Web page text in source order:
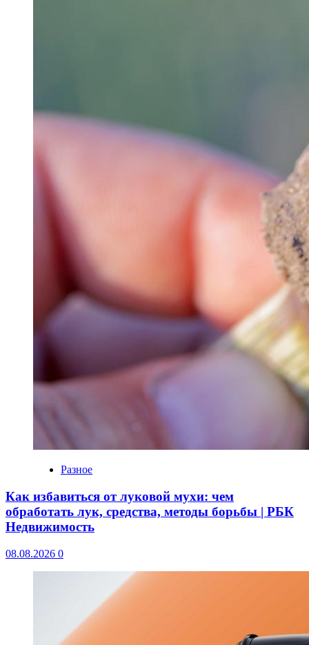
Разное
Как избавиться от луковой мухи: чем
обработать лук, средства, методы борьбы | РБК
Недвижимость
08.08.2026 0